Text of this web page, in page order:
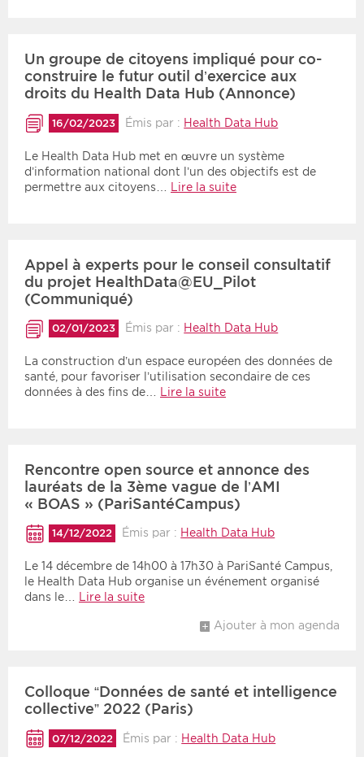
Un groupe de citoyens impliqué pour co-
construire le futur outil d’exercice aux
droits du Health Data Hub (Annonce)
16/02/2023 Émis par : Health Data Hub
Le Health Data Hub met en œuvre un système
d’information national dont l’un des objectifs est de
permettre aux citoyens… Lire la suite
Appel à experts pour le conseil consultatif
du projet HealthData@EU_Pilot
(Communiqué)
02/01/2023 Émis par : Health Data Hub
La construction d’un espace européen des données de
santé, pour favoriser l’utilisation secondaire de ces
données à des fins de…
Lire la suite
Rencontre open source et annonce des
lauréats de la 3ème vague de l’AMI
« BOAS » (PariSantéCampus)
14/12/2022 Émis par : Health Data Hub
Le 14 décembre de 14h00 à 17h30 à PariSanté Campus,
le Health Data Hub organise un événement organisé
dans le…
Lire la suite
Ajouter à mon agenda
Colloque “Données de santé et intelligence
collective” 2022 (Paris)
07/12/2022 Émis par : Health Data Hub